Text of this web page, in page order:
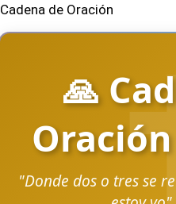
Cadena de Oración